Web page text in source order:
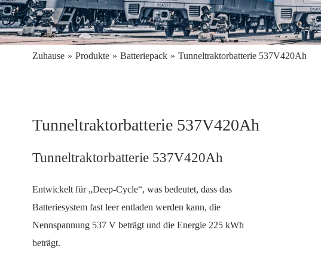
Zuhause » Produkte » Batteriepack » Tunneltraktorbatterie 537V420Ah
Tunneltraktorbatterie 537V420Ah
Tunneltraktorbatterie 537V420Ah
Entwickelt für „Deep-Cycle“, was bedeutet, dass das
Batteriesystem fast leer entladen werden kann, die
Nennspannung 537 V beträgt und die Energie 225 kWh
beträgt.